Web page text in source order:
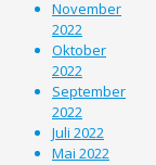
November
2022
Oktober
2022
September
2022
Juli 2022
Mai 2022